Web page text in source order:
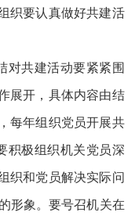
织要认真做好共建活
对共建活动要紧紧围
展开，具体内容由结
每年组织党员开展共
积极组织机关党员深
织和党员解决实际问
形象。要号召机关在